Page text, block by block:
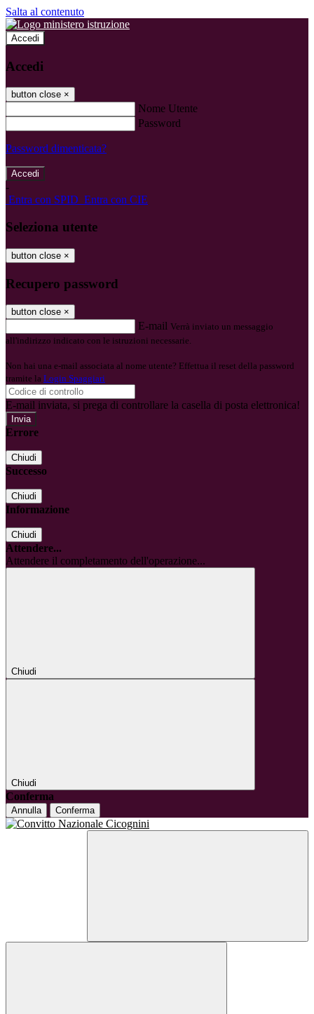
Salta al contenuto
Accedi
Accedi
button close ×
Nome Utente
Password
Password dimenticata?
-
Entra con SPID Entra con CIE
Seleziona utente
button close ×
Recupero password
button close ×
E-mail Verrà inviato un messaggio
all'indirizzo indicato con le istruzioni necessarie.
Non hai una e-mail associata al nome utente? Effettua il reset della password
tramite la Login Spaggiari
E-mail inviata, si prega di controllare la casella di posta elettronica!
Errore
Chiudi
Successo
Chiudi
Informazione
Chiudi
Attendere...
Attendere il completamento dell'operazione...
Chiudi
Chiudi
Conferma
Annulla Conferma